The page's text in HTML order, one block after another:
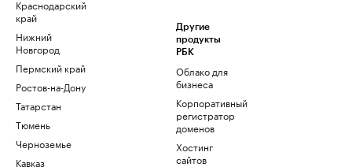
Краснодарский
край
Нижний
Новгород
Пермский край
Ростов-на-Дону
Татарстан
Тюмень
Черноземье
Кавказ
Другие
продукты
РБК
Облако для
бизнеса
Корпоративный
регистратор
доменов
Хостинг
сайтов